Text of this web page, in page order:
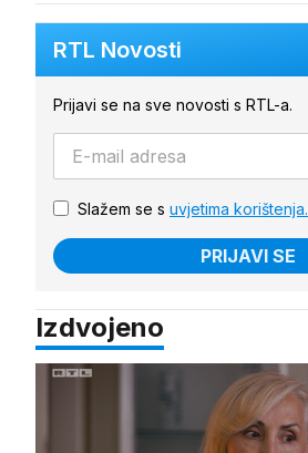
RTL Novosti
Prijavi se na sve novosti s RTL-a.
Slažem se s uvjetima korištenja.
PRIJAVI SE
Izdvojeno